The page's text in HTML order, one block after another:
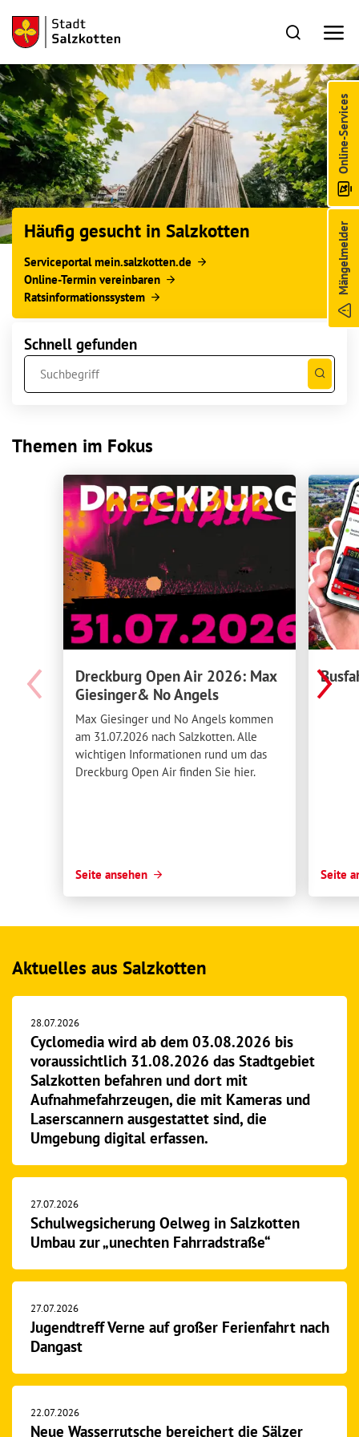
Mängelmelder
Online-Services
Häufig gesucht in Salzkotten
Serviceportal mein.salzkotten.de
Online-Termin vereinbaren
Ratsinformationssystem
Schnell gefunden
Themen im Fokus
Dreckburg Open Air 2026: Max
Giesinger& No Angels
Max Giesinger und No Angels kommen
am 31.07.2026 nach Salzkotten. Alle
wichtigen Informationen rund um das
Dreckburg Open Air finden Sie hier.
Seite ansehen Seite
Aktuelles aus Salzkotten
28.07.2026
Cyclomedia wird ab dem 03.08.2026 bis
voraussichtlich 31.08.2026 das Stadtgebiet
Salzkotten befahren und dort mit
Aufnahmefahrzeugen, die mit Kameras und
Laserscannern ausgestattet sind, die
Umgebung digital erfassen.
27.07.2026
Schulwegsicherung Oelweg in Salzkotten
Umbau zur „unechten Fahrradstraße“
27.07.2026
Jugendtreff Verne auf großer Ferienfahrt nach
Dangast
22.07.2026
Neue Wasserrutsche bereichert die Sälzer